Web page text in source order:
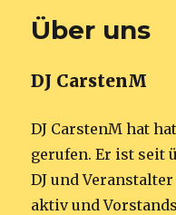
Über uns
DJ CarstenM
DJ CarstenM hat
gerufen. Er ist seit
DJ und
aktiv und